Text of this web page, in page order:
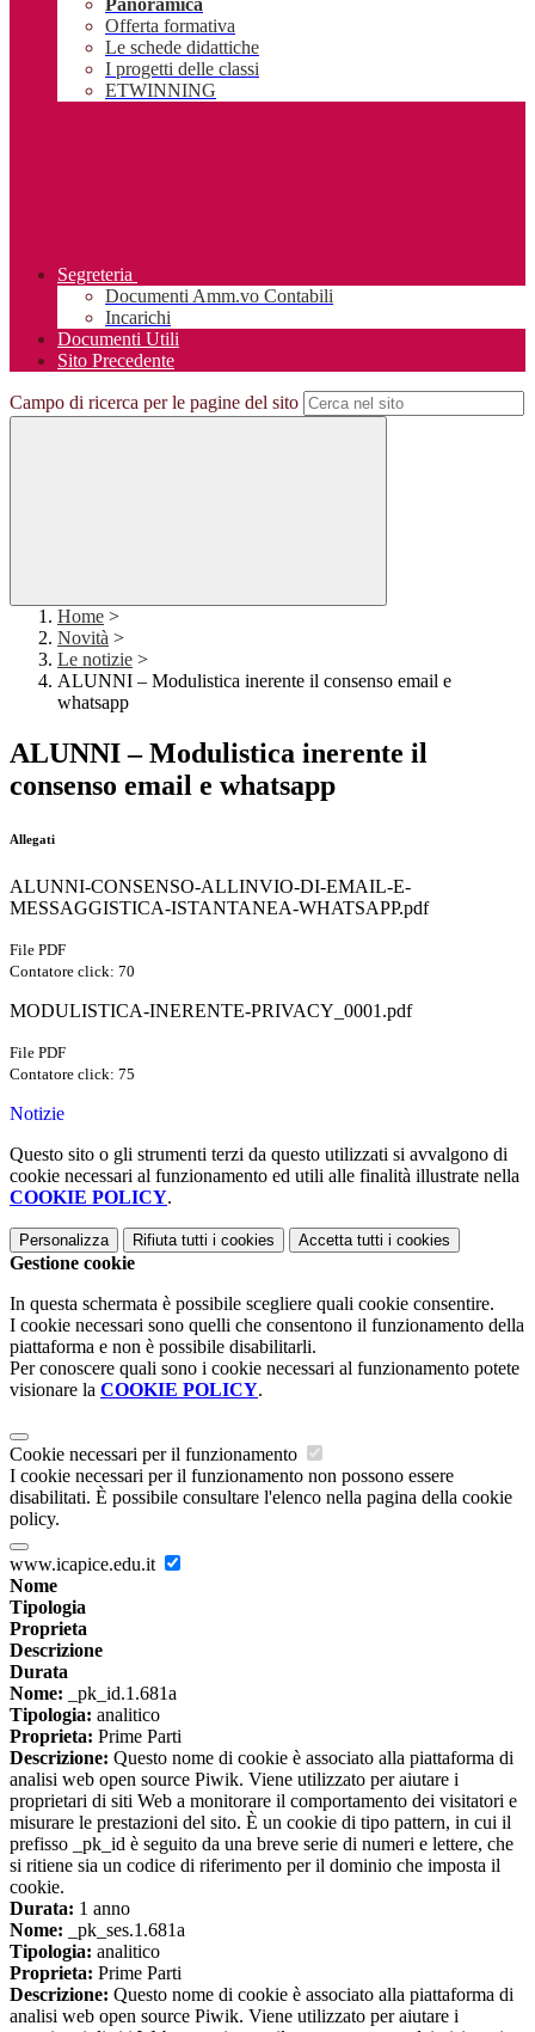
Panoramica
Offerta formativa
Le schede didattiche
I progetti delle classi
ETWINNING
Segreteria
Documenti Amm.vo Contabili
Incarichi
Documenti Utili
Sito Precedente
Campo di ricerca per le pagine del sito
Home >
Novità >
Le notizie >
ALUNNI – Modulistica inerente il consenso email e
whatsapp
ALUNNI – Modulistica inerente il
consenso email e whatsapp
Allegati
ALUNNI-CONSENSO-ALLINVIO-DI-EMAIL-E-
MESSAGGISTICA-ISTANTANEA-WHATSAPP.pdf
File PDF
Contatore click: 70
MODULISTICA-INERENTE-PRIVACY_0001.pdf
File PDF
Contatore click: 75
Notizie
Questo sito o gli strumenti terzi da questo utilizzati si avvalgono di
cookie necessari al funzionamento ed utili alle finalità illustrate nella
COOKIE POLICY.
Personalizza Rifiuta tutti i cookies Accetta tutti i cookies
Gestione cookie
In questa schermata è possibile scegliere quali cookie consentire.
I cookie necessari sono quelli che consentono il funzionamento della
piattaforma e non è possibile disabilitarli.
Per conoscere quali sono i cookie necessari al funzionamento potete
visionare la COOKIE POLICY.
Cookie necessari per il funzionamento
I cookie necessari per il funzionamento non possono essere
disabilitati. È possibile consultare l'elenco nella pagina della cookie
policy.
www.icapice.edu.it
Nome
Tipologia
Proprieta
Descrizione
Durata
Nome: _pk_id.1.681a
Tipologia: analitico
Proprieta: Prime Parti
Descrizione: Questo nome di cookie è associato alla piattaforma di
analisi web open source Piwik. Viene utilizzato per aiutare i
proprietari di siti Web a monitorare il comportamento dei visitatori e
misurare le prestazioni del sito. È un cookie di tipo pattern, in cui il
prefisso _pk_id è seguito da una breve serie di numeri e lettere, che
si ritiene sia un codice di riferimento per il dominio che imposta il
cookie.
Durata: 1 anno
Nome: _pk_ses.1.681a
Tipologia: analitico
Proprieta: Prime Parti
Descrizione: Questo nome di cookie è associato alla piattaforma di
analisi web open source Piwik. Viene utilizzato per aiutare i